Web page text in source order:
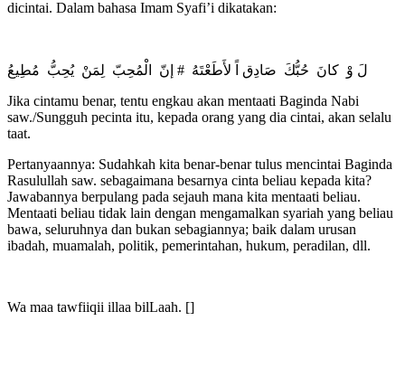
dicintai. Dalam bahasa Imam Syafi’i dikatakan:
لَ وْ كانَ حُبُّكَ صَادِق اً لأَطَعْتَهُ # إنّ الْمُحِبّ لِمَنْ يُحِبُّ مُطِيعُ
Jika cintamu benar, tentu engkau akan mentaati Baginda Nabi
saw./Sungguh pecinta itu, kepada orang yang dia cintai, akan selalu
taat.
Pertanyaannya: Sudahkah kita benar-benar tulus mencintai Baginda
Rasulullah saw. sebagaimana besarnya cinta beliau kepada kita?
Jawabannya berpulang pada sejauh mana kita mentaati beliau.
Mentaati beliau tidak lain dengan mengamalkan syariah yang beliau
bawa, seluruhnya dan bukan sebagiannya; baik dalam urusan
ibadah, muamalah, politik, pemerintahan, hukum, peradilan, dll.
Wa maa tawfiiqii illaa bilLaah. []